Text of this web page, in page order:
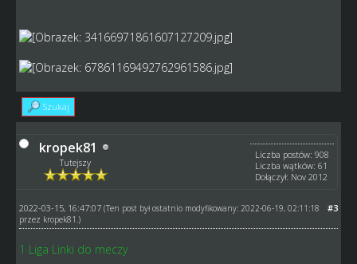
Szukaj
kropek81
Tutejszy
Liczba postów: 908
Liczba wątków: 61
Dołączył: Nov 2012
#3
2022-03-15, 16:47:07 (Ten post był ostatnio modyfikowany: 2022-06-19, 02:11:18
przez kropek81 .)
1 Liga Linki do meczy